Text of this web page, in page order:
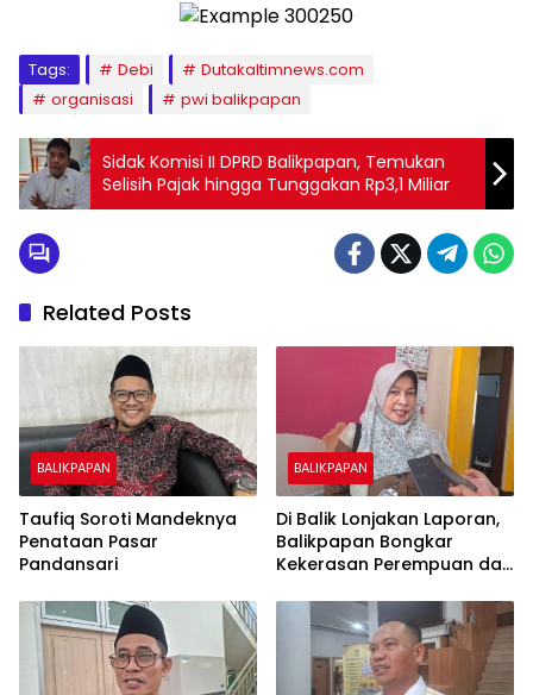
Tags: Debi
Dutakaltimnews.com
organisasi
pwi balikpapan
Sidak Komisi II DPRD Balikpapan, Temukan
Selisih Pajak hingga Tunggakan Rp3,1 Miliar
Related Posts
BALIKPAPAN
Taufiq Soroti Mandeknya
Penataan Pasar
Pandansari
BALIKPAPAN
Di Balik Lonjakan Laporan,
Balikpapan Bongkar
Kekerasan Perempuan dan